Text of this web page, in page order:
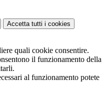
Accetta tutti i cookies
quali cookie consentire.
il funzionamento della
al funzionamento potete